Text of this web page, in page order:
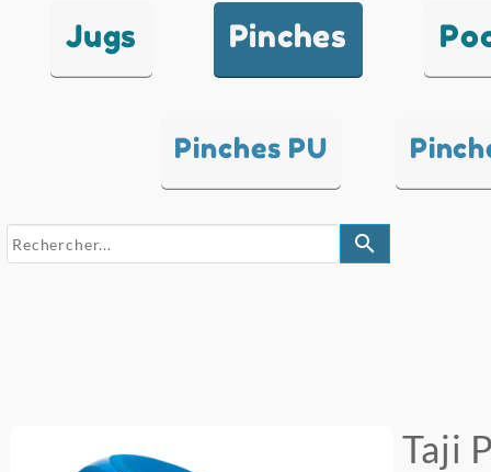
Jugs Pinches
Pinches PU
search
Taji